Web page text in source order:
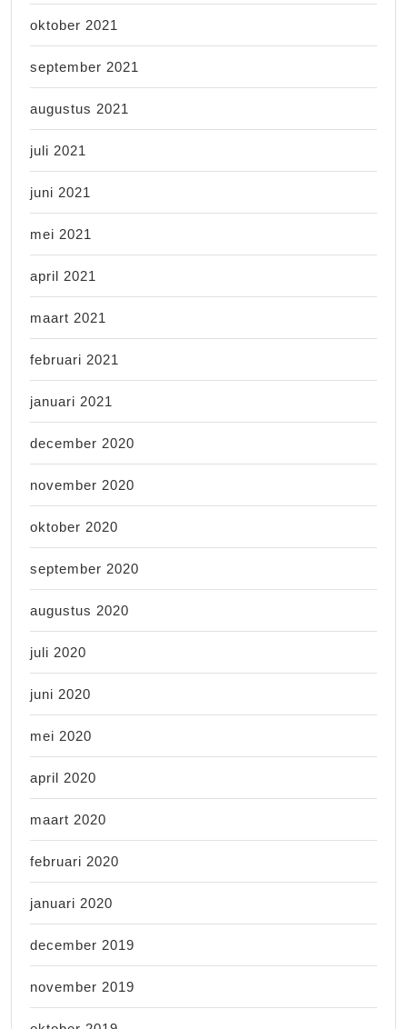
oktober 2021
september 2021
augustus 2021
juli 2021
juni 2021
mei 2021
april 2021
maart 2021
februari 2021
januari 2021
december 2020
november 2020
oktober 2020
september 2020
augustus 2020
juli 2020
juni 2020
mei 2020
april 2020
maart 2020
februari 2020
januari 2020
december 2019
november 2019